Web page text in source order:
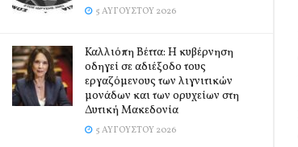
5 ΑΥΓΟΎΣΤΟΥ 2026
Καλλιόπη Βέττα: Η κυβέρνηση
οδηγεί σε αδιέξοδο τους
εργαζόμενους των λιγνιτικών
μονάδων και των ορυχείων στη
Δυτική Μακεδονία
5 ΑΥΓΟΎΣΤΟΥ 2026